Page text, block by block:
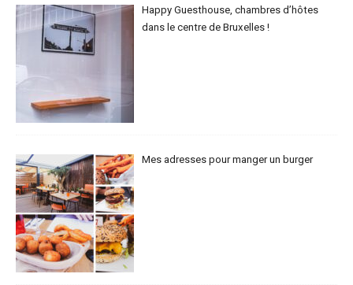
Happy Guesthouse, chambres d’hôtes
dans le centre de Bruxelles !
Mes adresses pour manger un burger